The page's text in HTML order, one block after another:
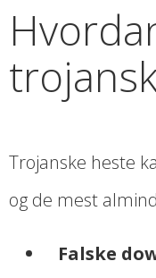
Trojanske heste
og de mest
Falske